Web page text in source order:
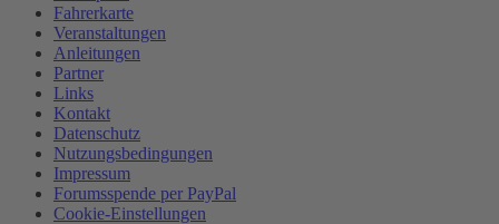
Fahrerkarte
Veranstaltungen
Anleitungen
Partner
Links
Kontakt
Datenschutz
Nutzungsbedingungen
Impressum
Forumsspende per PayPal
Cookie-Einstellungen